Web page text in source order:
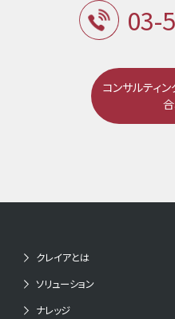
03-
コンサルティ
クレイアとは
ソリューション
ナレッジ